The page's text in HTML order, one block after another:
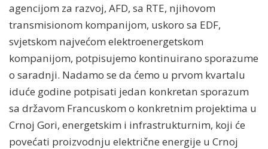
agencijom za razvoj, AFD, sa RTE, njihovom
transmisionom kompanijom, uskoro sa EDF,
svjetskom najvećom elektroenergetskom
kompanijom, potpisujemo kontinuirano sporazume
o saradnji. Nadamo se da ćemo u prvom kvartalu
iduće godine potpisati jedan konkretan sporazum
sa državom Francuskom o konkretnim projektima u
Crnoj Gori, energetskim i infrastrukturnim, koji će
povećati proizvodnju električne energije u Crnoj